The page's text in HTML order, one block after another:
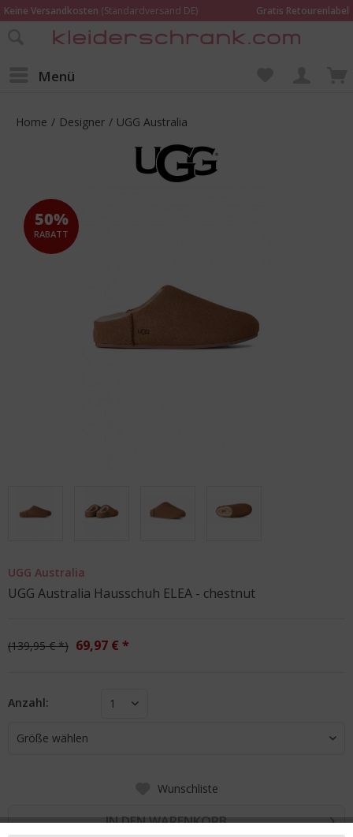
Keine Versandkosten (Standardversand DE)
Gratis Retourenlabel
Online bestellen – im Geschäft in Kempen anprobieren und beraten lassen
Menü
Home / Designer / UGG Australia
50%
RABATT
UGG Australia
UGG Australia Hausschuh ELEA - chestnut
139,95 € * 69,97 € *
Anzahl: 1
Größe wählen
Wunschliste
IN DEN WARENKORB